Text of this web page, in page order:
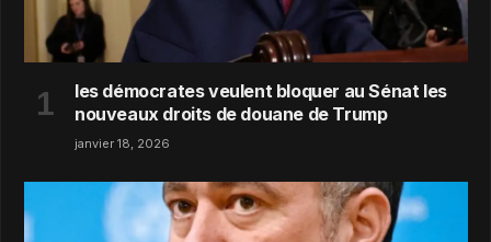
les démocrates veulent bloquer au Sénat les
nouveaux droits de douane de Trump
janvier 18, 2026